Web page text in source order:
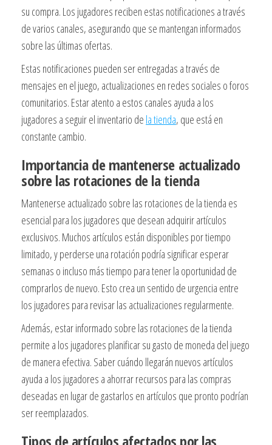
su compra. Los jugadores reciben estas notificaciones a través
de varios canales, asegurando que se mantengan informados
sobre las últimas ofertas.
Estas notificaciones pueden ser entregadas a través de
mensajes en el juego, actualizaciones en redes sociales o foros
comunitarios. Estar atento a estos canales ayuda a los
jugadores a seguir el inventario de la tienda, que está en
constante cambio.
Importancia de mantenerse actualizado
sobre las rotaciones de la tienda
Mantenerse actualizado sobre las rotaciones de la tienda es
esencial para los jugadores que desean adquirir artículos
exclusivos. Muchos artículos están disponibles por tiempo
limitado, y perderse una rotación podría significar esperar
semanas o incluso más tiempo para tener la oportunidad de
comprarlos de nuevo. Esto crea un sentido de urgencia entre
los jugadores para revisar las actualizaciones regularmente.
Además, estar informado sobre las rotaciones de la tienda
permite a los jugadores planificar su gasto de moneda del juego
de manera efectiva. Saber cuándo llegarán nuevos artículos
ayuda a los jugadores a ahorrar recursos para las compras
deseadas en lugar de gastarlos en artículos que pronto podrían
ser reemplazados.